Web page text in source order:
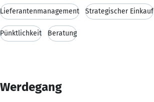
Lieferantenmanagement Strategischer Einkauf
Pünktlichkeit Beratung
Werdegang